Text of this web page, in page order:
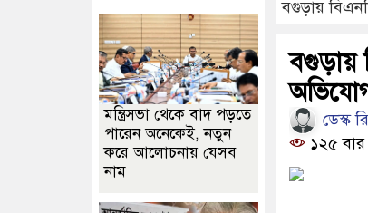
খসড়া আইন প্রকাশ চব্বিশের জুলাইয়ে পুলিশকে পিটিয়ে
বগুড়ায়
বগুড়ায়
ডেস্ক
১২৫
মন্ত্রিসভা থেকে বাদ পড়তে
পারেন অনেকেই, নতুন
করে আলোচনায় যেসব
নাম